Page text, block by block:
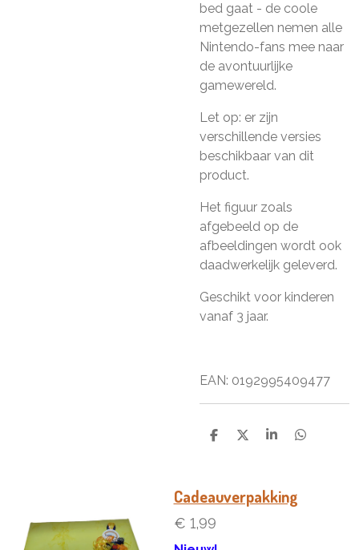
bed gaat - de coole
metgezellen nemen alle
Nintendo-fans mee naar
de avontuurlijke
gamewereld.
Let op: er zijn
verschillende versies
beschikbaar van dit
product.
Het figuur zoals
afgebeeld op de
afbeeldingen wordt ook
daadwerkelijk geleverd.
Geschikt voor kinderen
vanaf 3 jaar.
EAN: 0192995409477
D
D
S
e
D
Cadeauverpakking
€ 1,99